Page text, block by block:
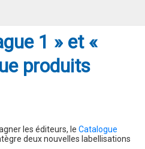
1 » et «
produits
les éditeurs, le Catalogue
deux nouvelles labellisations